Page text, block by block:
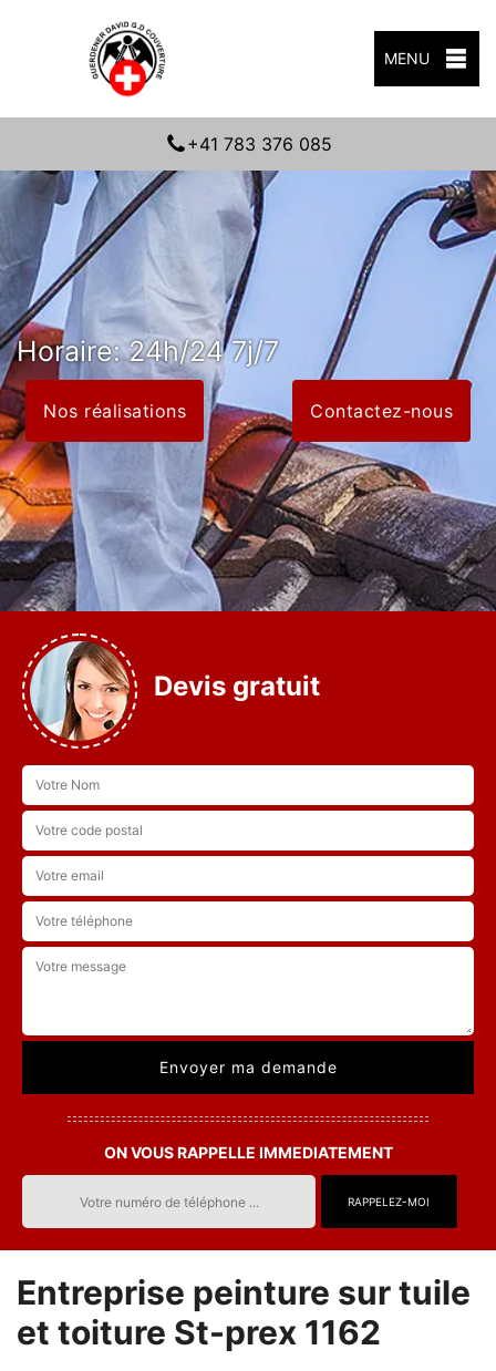
MENU
+41 783 376 085
Horaire: 24h/24 7j/7
Nos réalisations Contactez-nous
Devis gratuit
ON VOUS RAPPELLE IMMEDIATEMENT
Entreprise peinture sur tuile
et toiture St-prex 1162